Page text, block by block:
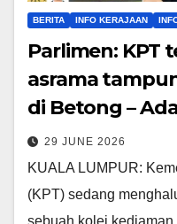
BERITA INFO KERAJAAN
Parlimen: KPT
asrama
di Betong –
29 JUNE 2026
KUALA LUMPUR:
(KPT) sedang